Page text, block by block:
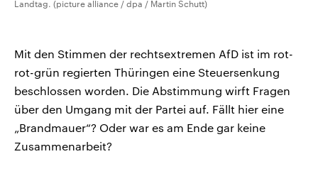
Landtag. (picture alliance / dpa / Martin Schutt)
Mit den Stimmen der rechtsextremen AfD ist im rot-
rot-grün regierten Thüringen eine Steuersenkung
beschlossen worden. Die Abstimmung wirft Fragen
über den Umgang mit der Partei auf. Fällt hier eine
„Brandmauer“? Oder war es am Ende gar keine
Zusammenarbeit?